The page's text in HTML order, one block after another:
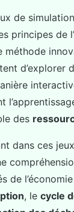
de
principes de
méthode
d’explorer
des
dans ces
de
, le cycle